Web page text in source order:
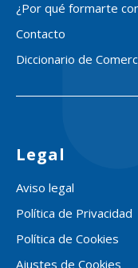
¿Por qué formarte
Contacto
Diccionario de
Legal
Aviso legal
Política de Privacidad
Política de Cookies
Ajustes de Cookies